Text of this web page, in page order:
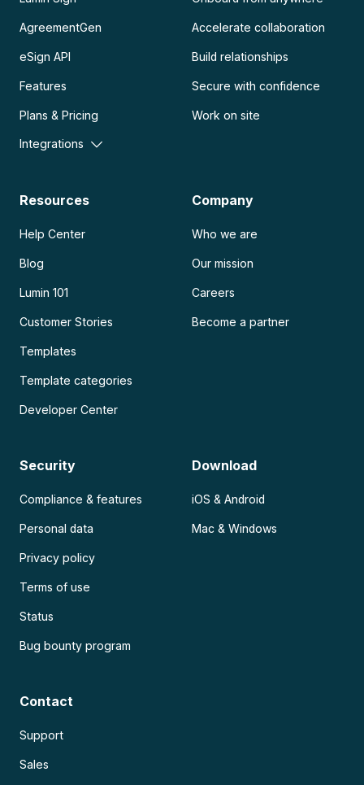
AgreementGen
eSign API
Features
Plans & Pricing
Integrations
Accelerate collaboration
Build relationships
Secure with confidence
Work on site
Resources
Help Center
Blog
Lumin 101
Customer Stories
Templates
Template categories
Developer Center
Company
Who we are
Our mission
Careers
Become a partner
Security
Compliance & features
Personal data
Privacy policy
Terms of use
Status
Bug bounty program
Download
iOS & Android
Mac & Windows
Contact
Support
Sales